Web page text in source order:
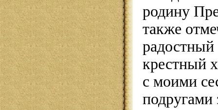
родину
также
крестный
с моими
подругами